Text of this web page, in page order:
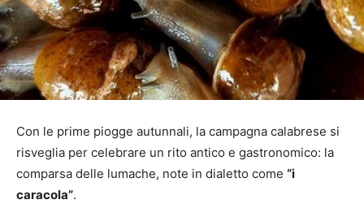
Con le prime piogge autunnali, la campagna calabrese si
risveglia per celebrare un rito antico e gastronomico: la
comparsa delle lumache, note in dialetto come “i
caracola”.